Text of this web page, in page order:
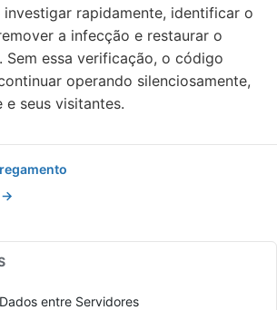
rapidamente, identificar o
a infecção e restaurar o
Sem essa verificação, o código
operando silenciosamente,
seus visitantes.
→
entre Servidores